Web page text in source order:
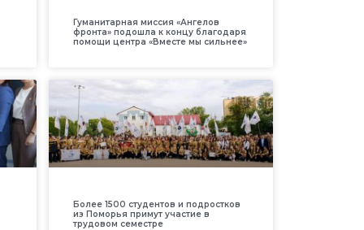
Гуманитарная миссия «Ангелов
фронта» подошла к концу благодаря
помощи центра «Вместе мы сильнее»
Более 1500 студентов и подростков
из Поморья примут участие в
трудовом семестре